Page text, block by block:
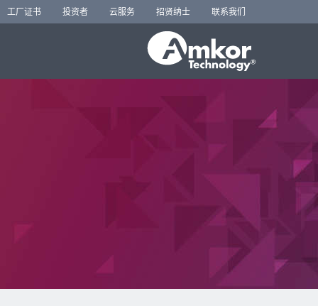
工厂证书 投资者 云服务 招贤纳士 联系我们